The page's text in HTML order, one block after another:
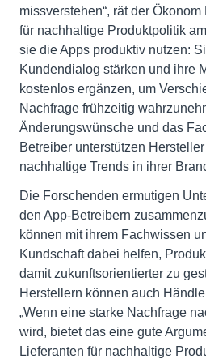
missverstehen“, rät der
für nachhaltige Produktpolitik
sie die Apps produktiv nutzen:
Kundendialog stärken und ihre
kostenlos ergänzen, um
Nachfrage frühzeitig
Änderungswünsche und das
Betreiber unterstützen
nachhaltige Trends in ihrer
Die Forschenden ermutigen
den App-Betreibern
können mit ihrem Fachwissen
Kundschaft dabei helfen,
damit zukunftsorientierter zu
Herstellern können auch
„Wenn eine starke Nachfrage
wird, bietet das eine gute
Lieferanten für nachhaltige